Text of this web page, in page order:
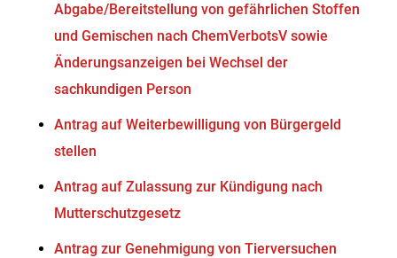
Abgabe/Bereitstellung von gefährlichen Stoffen
und Gemischen nach ChemVerbotsV sowie
Änderungsanzeigen bei Wechsel der
sachkundigen Person
Antrag auf Weiterbewilligung von Bürgergeld
stellen
Antrag auf Zulassung zur Kündigung nach
Mutterschutzgesetz
Antrag zur Genehmigung von Tierversuchen